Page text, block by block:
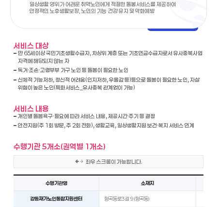
일상생활 영위가 어려운 취약노인에게 적절한 돌봄서비스를 제공하여
안정적인 노후생활보장, 노인의 기능·건강 유지 및 악화예방
서비스 대상
만 65세이상 국민기초생활수급자, 차상위 계층 또는 기초연금수급자로서 유사중복사업
자격에 해당되지 않는 자
독거·조손·고령부부 가구 노인 등 돌봄이 필요한 노인
신체적 기능저하, 정신적 어려움(인지저하, 우울감 등)등으로 돌봄이 필요한 노인, 자살
위험이 높은 노인(특화서비스_유사중복 관계없이 가능)
서비스 내용
개인별 돌봄욕구·필요에 따라 서비스 내용, 제공시간·주기 등 결정
안전지원(주 1회 방문, 주 2회 전화), 생활교육, 일상생활지원 보건·복지 서비스 연계
수행기관 5개소(권역별 1개소)
좌우 스크롤이 가능합니다.
노인맞춤돌봄서비스 수행기관 현황을 기관명, 소재지, 연락처, 관할 읍면동 순서로 안내한 표입니다.
수행기관명
소재지
강동재가노인통합지원센터 형곡동로3길 9(형곡동)